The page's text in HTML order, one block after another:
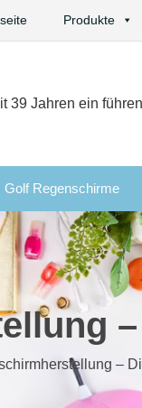
Produkte
39 Jahren ein
Golf Regenschirme
–